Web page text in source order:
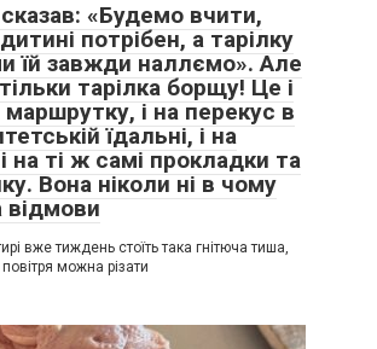
«Будемо вчити,
потрібен, а тарілку
їй завжди наллємо». Але
тарілка борщу! Це і
маршрутку, і на перекус в
їдальні, і на
на ті ж самі прокладки та
Вона ніколи ні в чому
відмови
вже тиждень стоїть така гнітюча тиша,
можна різати